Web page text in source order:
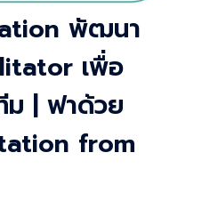
พัฒนา
เพื่อ
| ฟาด้วย
from